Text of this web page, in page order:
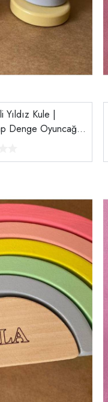
Kule |
Denge Oyuncağı |